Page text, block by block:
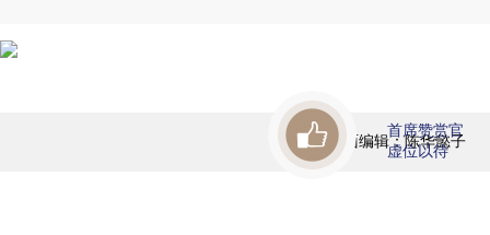
版面编辑：陈华懿子
首席赞赏官
虚位以待